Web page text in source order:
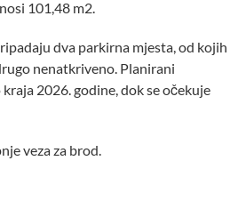
101,48 m2.
dva parkirna mjesta, od kojih
nenatkriveno. Planirani
2026. godine, dok se očekuje
veza za brod.